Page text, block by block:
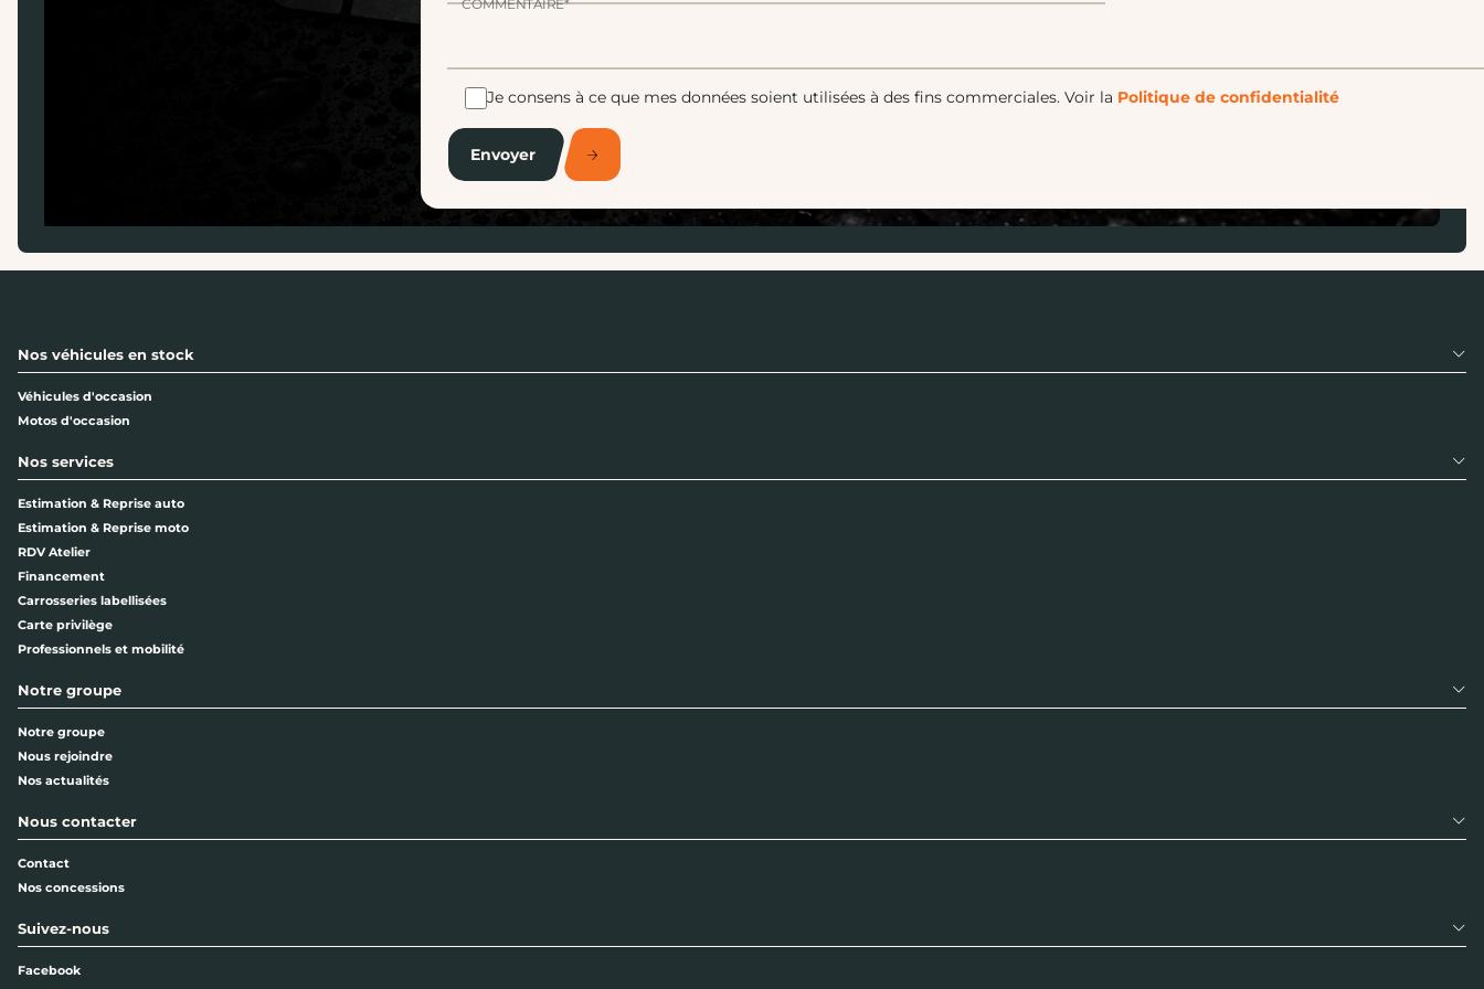
Je consens à ce que mes données soient utilisées à des fins commerciales. Voir la Politique de confidentialité
Envoyer
Nos véhicules en stock
Véhicules d'occasion
Motos d'occasion
Nos services
Estimation & Reprise auto
Estimation & Reprise moto
RDV Atelier
Financement
Carrosseries labellisées
Carte privilège
Professionnels et mobilité
Notre groupe
Notre groupe
Nous rejoindre
Nos actualités
Nous contacter
Contact
Nos concessions
Suivez-nous
Facebook